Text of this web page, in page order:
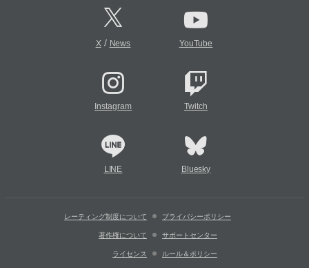
X/ News YouTube
Instagram Twitch
LINE Bluesky
レーティング制度について プライバシーポリシー
著作権について サポートセンター
ライセンス ルール＆ポリシー